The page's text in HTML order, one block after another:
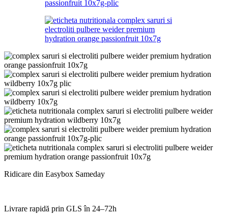
Ridicare din Easybox Sameday
Livrare rapidă prin GLS în 24–72h